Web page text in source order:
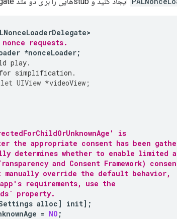
requests.
*nonceLoader;
play.
simplification.
UIView *videoView ;
is
the appropriate consent has been
determines whether to enable limited
and Consent Framework)
override the default behavior,
requirements, use the
property.
alloc] init];
= NO ;